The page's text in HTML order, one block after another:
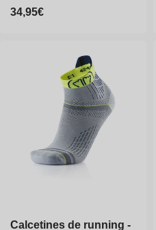
Precio
34,95€
Precio
34,95€
Calcetines de running -
Calcetines de running -